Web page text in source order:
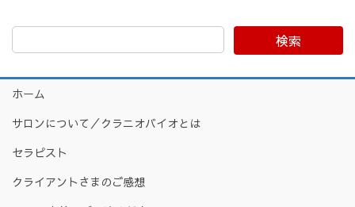
検索
ホーム
サロンについて／クラニオバイオとは
セラピスト
クライアントさまのご感想